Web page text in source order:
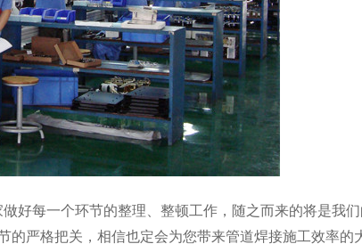
好每一个环节的整理、整顿工作，随之而来的将是我
严格把关，相信也定会为您带来管道焊接施工效率的